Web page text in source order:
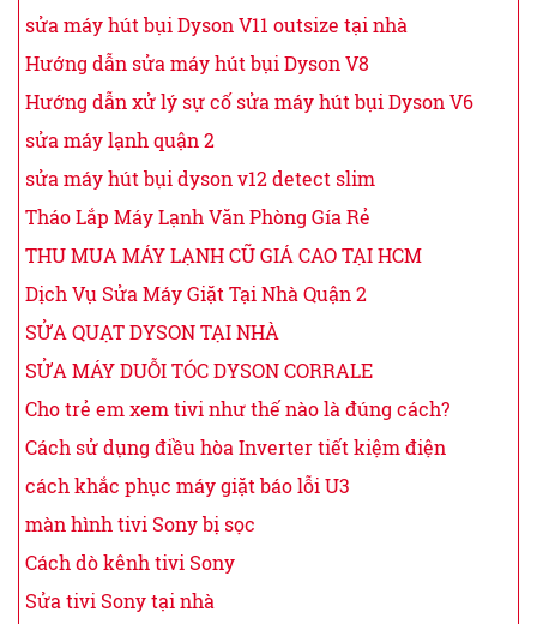
sửa máy hút bụi Dyson V11 outsize tại nhà
Hướng dẫn sửa máy hút bụi Dyson V8
Hướng dẫn xử lý sự cố sửa máy hút bụi Dyson V6
sửa máy lạnh quận 2
sửa máy hút bụi dyson v12 detect slim
Tháo Lắp Máy Lạnh Văn Phòng Gía Rẻ
THU MUA MÁY LẠNH CŨ GIÁ CAO TẠI HCM
Dịch Vụ Sửa Máy Giặt Tại Nhà Quận 2
SỬA QUẠT DYSON TẠI NHÀ
SỬA MÁY DUỖI TÓC DYSON CORRALE
Cho trẻ em xem tivi như thế nào là đúng cách?
Cách sử dụng điều hòa Inverter tiết kiệm điện
cách khắc phục máy giặt báo lỗi U3
màn hình tivi Sony bị sọc
Cách dò kênh tivi Sony
Sửa tivi Sony tại nhà